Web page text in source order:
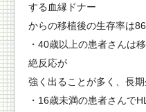
する血縁ドナー
からの移植後の生存率は
・40歳以上の患者さんは
絶反応が
強く出ることが多く、長
・16歳未満の患者さんで